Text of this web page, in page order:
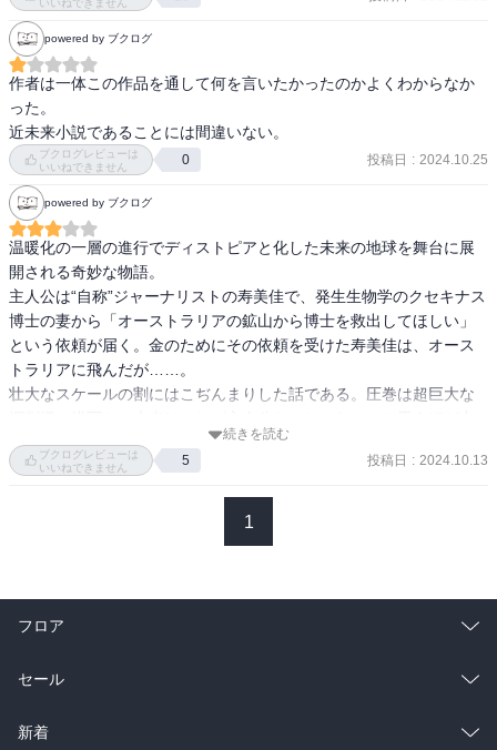
し、こういう役回りの人がいなければもっと多くの人が亡くなって
いたと思うと…いや、そうであったとしても殺されても良い命なん
て存在しない。この男が例え主人公の命を救ったとしても、決して
良い人だと手放しでは褒められない。
感想、よく分からない感じになった。筆者の本は好きなのでこれか
らも追いかけたいが、本書は私には合わず。
れるし、自分は今この砂漠の大地でクレーンを操り、夜はサソリを
取って食べるのが幸せなのだという。表紙は乾いた小さい星で、サ
ソリ～ロブスターを釣る博士と寿美佳。どこか星の王子様を思わせ
る絵柄。
その人にとって「幸福」、「平穏」とは何か、を篠田氏は問う。以
前読んだ「エデン」に少し似ていると思った。「エデン」は日本の
若者が就職前に旅行に行った先で囚われの身となり、そこで結婚し
時間が経つ、という話だった。「エデン」を読んだ時、結婚も就職
も、囚われ、絡めとられ、そこで時間が過ぎ、するとそこにある種
の満足が得られるなあ、と妙に納得したのだった。
時代はほんの少し先の未来を設定。地球は温暖化が進み、自然の農
産物もほとんどとれなくなっている。一方自動車や住居なども自動
化が進んでいる、という世界。オーストラリアの砂漠と、そこにい
る、訳アリの同僚たちにもそこに来るまでの背景を風刺をこめて描
初出
いいねできません
powered by ブクログ
作者は一体この作品を通して何を言いたかったのかよくわからなか
った。
近未来小説であることには間違いない。
ブクログレビューは
いいねできません
0 投稿日 : 2024.10.25
powered by ブクログ
温暖化の一層の進行でディストピアと化した未来の地球を舞台に展
開される奇妙な物語。
主人公は“自称”ジャーナリストの寿美佳で、発生生物学のクセキナス
博士の妻から「オーストラリアの鉱山から博士を救出してほしい」
という依頼が届く。金のためにその依頼を受けた寿美佳は、オース
トラリアに飛んだが……。
壮大なスケールの割にはこぢんまりした話である。圧巻は超巨大な
が入っている。
この先、人類に未来はないのだろうが、それでも経済活動は続くと
続きを読む
ブクログレビューは
いいねできません
5 投稿日 : 2024.10.13
1
フロア
総合
ラノベ
セール
総合
新着